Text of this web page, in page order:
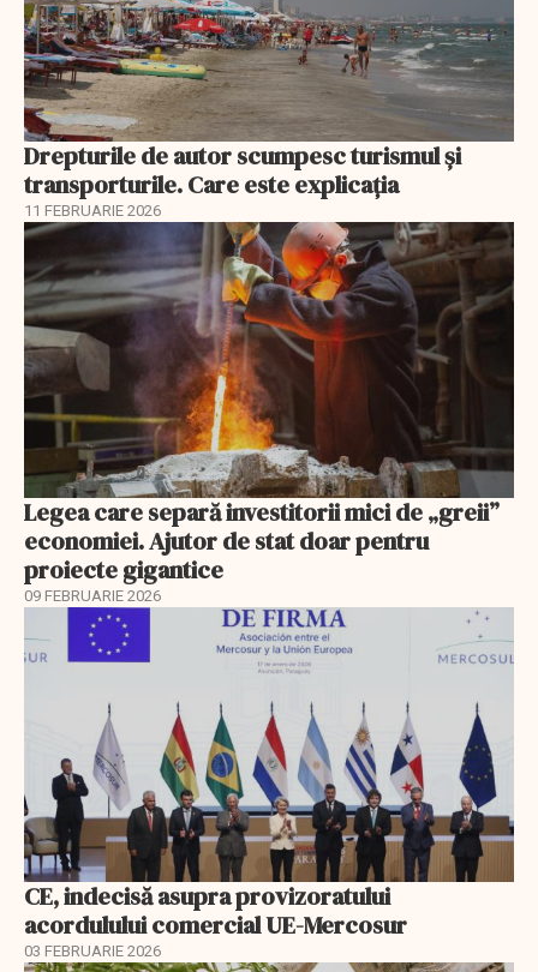
Drepturile de autor scumpesc turismul și
transporturile. Care este explicația
11 FEBRUARIE 2026
Legea care separă investitorii mici de „greii”
economiei. Ajutor de stat doar pentru
proiecte gigantice
09 FEBRUARIE 2026
CE, indecisă asupra provizoratului
acordulului comercial UE-Mercosur
03 FEBRUARIE 2026